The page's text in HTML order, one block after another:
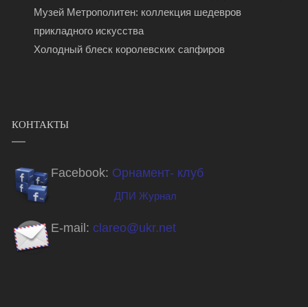
Музей Метрополитен: коллекция шедевров
прикладного искусства
Холодный блеск королевских сапфиров
КОНТАКТЫ
Facebook: Орнамент- клуб
ДПИ Журнал
E-mail: clareo@ukr.net